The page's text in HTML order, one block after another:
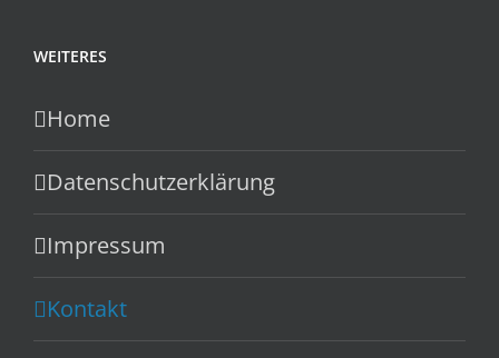
WEITERES
Home
Datenschutzerklärung
Impressum
Kontakt